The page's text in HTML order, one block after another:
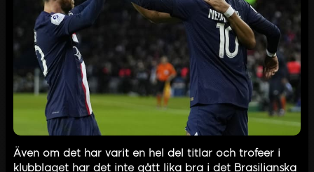
Även om det har varit en hel del titlar och trofeer i
klubblaget har det inte gått lika bra i det Brasilianska